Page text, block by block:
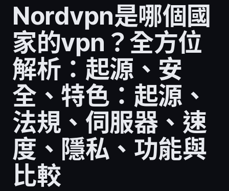
Nordvpn是哪個國
家的vpn？全方位
解析：起源、安
全、特色：起源、
法規、伺服器、速
度、隱私、功能與
比較